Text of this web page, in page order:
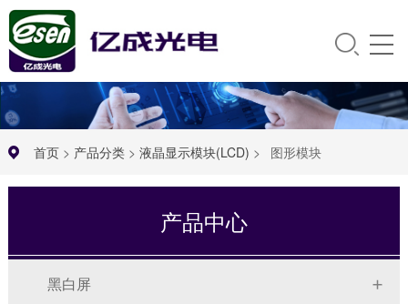
首页> 产品分类> 液晶显示模块(LCD) > 图形模块
产品中心
黑白屏